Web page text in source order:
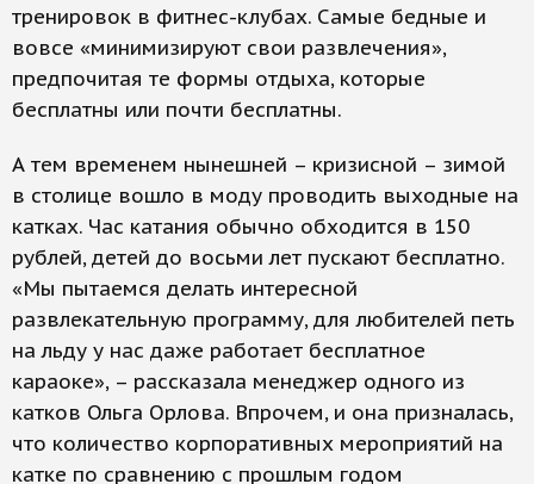
тренировок в фитнес-клубах. Самые бедные и
вовсе «минимизируют свои развлечения»,
предпочитая те формы отдыха, которые
бесплатны или почти бесплатны.
А тем временем нынешней – кризисной – зимой
в столице вошло в моду проводить выходные на
катках. Час катания обычно обходится в 150
рублей, детей до восьми лет пускают бесплатно.
«Мы пытаемся делать интересной
развлекательную программу, для любителей петь
на льду у нас даже работает бесплатное
караоке», – рассказала менеджер одного из
катков Ольга Орлова. Впрочем, и она призналась,
что количество корпоративных мероприятий на
катке по сравнению с прошлым годом